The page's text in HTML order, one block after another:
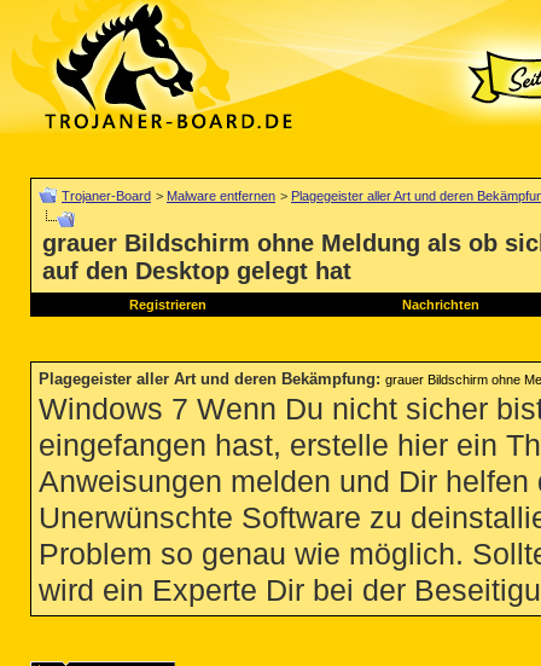
Trojaner-Board > Malware entfernen > Plagegeister aller Art und deren
grauer Bildschirm ohne Meldung als ob
auf den Desktop gelegt hat
Registrieren Nachrichten
Plagegeister aller Art und deren Bekämpfung: grauer Bildschirm ohne
Windows 7 Wenn Du nicht sicher
eingefangen hast, erstelle hier ein
Anweisungen melden und Dir
Unerwünschte Software zu
Problem so genau wie möglich.
wird ein Experte Dir bei der